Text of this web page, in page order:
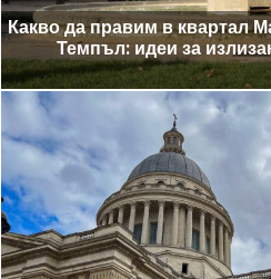
Какво да правим в квартал
Темпъл: идеи за